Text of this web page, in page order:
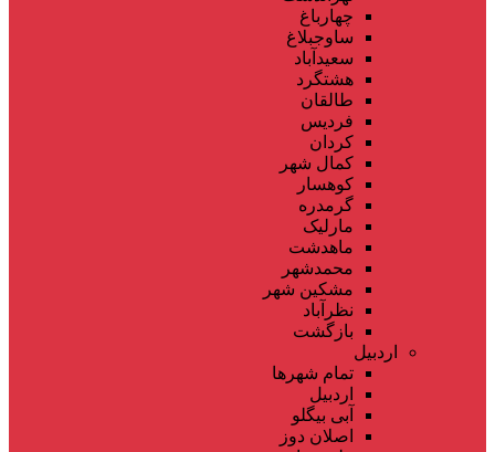
چهارباغ
ساوجبلاغ
سعیدآباد
هشتگرد
طالقان
فردیس
کردان
کمال شهر
کوهسار
گرمدره
مارلیک
ماهدشت
محمدشهر
مشکین شهر
نظرآباد
بازگشت
اردبیل
تمام شهر‌ها
اردبیل
آبی بیگلو
اصلان دوز